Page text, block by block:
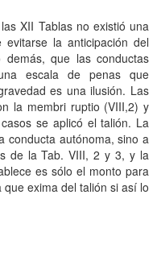
XII Tablas no existió una
la anticipación del
que las conductas
escala de penas que
es una ilusión. Las
la membri ruptio (VIII,2) y
se aplicó el talión. La
conducta autónoma, sino a
de la Tab. VIII, 2 y 3, y la
es sólo el monto para
exima del talión si así lo